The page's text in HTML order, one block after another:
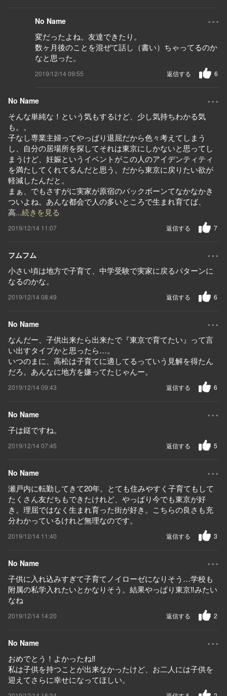
No Name ...
変だったよね。友達できたり。
数ヶ月後のことを混ぜて話し（書い）ちゃってるのか
なと思った。
2019/12/14 09:55 6
返信する
No Name ...
そんな単純な！という気もするけど、少し気持ちわかる気
も。。
子なし専業主婦ってやっぱり退屈だから色々考えてしまう
し、自分の居場所を探してそれは東京にしかないと思ってし
まうけど、妊娠というイベントがこの人のアイデンティティ
を満たしてくれてるんだと思う。だから東京に戻りたい欲が
軽減したんだと。
まぁ、でもさすがに実家が原宿のバックボーンてなかなかき
ついよね。あんな都会で人の多いところで生まれ育てば、
高...続きを見る
2019/12/14 11:07 7
返信する
フムフム ...
小さい頃は地方で子育て、中学受験で実家に戻るパターンに
なるのかな。
2019/12/14 08:49 6
返信する
No Name ...
なんだー、子供出来たら出来たで『東京で育てたい』って言
い出すタイプかと思ったら…。
いつのまに、高松は子育てに適してるっていう見解を得たん
だろ。あんなに地方を嫌ってたじゃんー。
2019/12/14 09:43 6
返信する
No Name ...
子は鎹ですね。
2019/12/14 07:45 5
返信する
No Name ...
瀬戸内に転勤してきて20年。とても住みやすく子育てもして
たくさん友だちもできたけれど、やっぱり今でも東京が好
き。理屈ではなく生まれ育った街が好き。こちらの良さも充
分わかっているけれど無理なのです。
2019/12/14 11:40 3
返信する
No Name ...
子供に入れ込みすぎて子育てノイローゼになりそう…学校も
附属の私学入れたいとかなりそう。結果やっぱり東京‼︎みたい
なね
2019/12/14 14:20 2
返信する
No Name ...
おめでとう！よかったね‼︎
私は子供を持つことが出来なかったけど、お二人には子供を
迎えてさらに幸せになってほしい。